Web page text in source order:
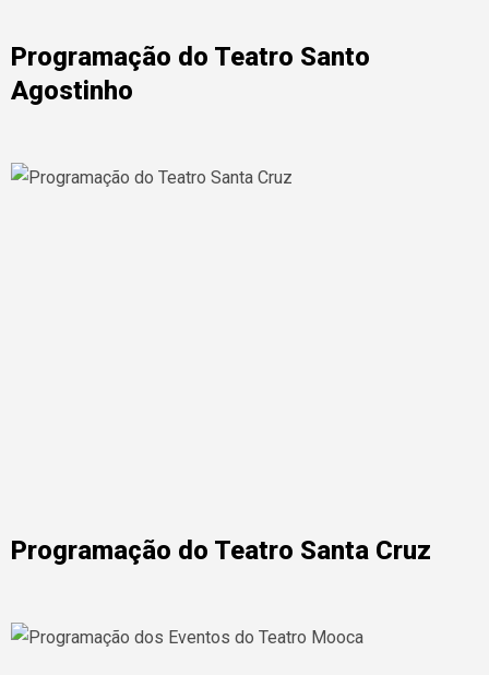
Programação do Teatro Santo
Agostinho
Programação do Teatro Santa Cruz